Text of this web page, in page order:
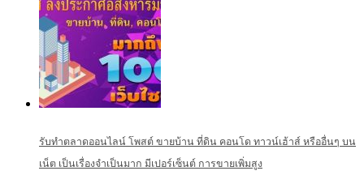
รับทำตลาดออนไลน์ โพสต์ ขายบ้าน ที่ดิน คอนโด ทาวน์เฮ้าส์ หรืออื่นๆ บน
เน็ต เป็นเรื่องจำเป็นมาก มีเปอร์เซ็นต์ การขายเพิ่มสูง